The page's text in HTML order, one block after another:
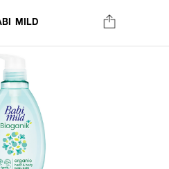
MILD